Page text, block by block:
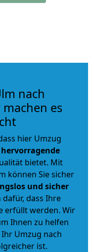
nach
es
hier Umzug
hervorragende
bietet. Mit
können Sie sicher
und sicher
dass Ihre
erfüllt werden. Wir
Ihnen zu helfen
Umzug nach
ist.